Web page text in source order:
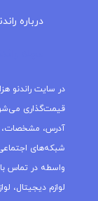
درباره‌
در سایت راندنو
قیمت‌گذاری
آدرس، مشخصات،
شبکه‌های
واسطه در تماس
لوازم دیجیتال،